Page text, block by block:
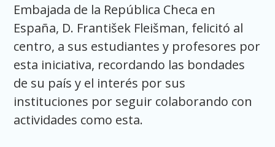
Embajada de la República Checa en
España, D. František Fleišman, felicitó al
centro, a sus estudiantes y profesores por
esta iniciativa, recordando las bondades
de su país y el interés por sus
instituciones por seguir colaborando con
actividades como esta.